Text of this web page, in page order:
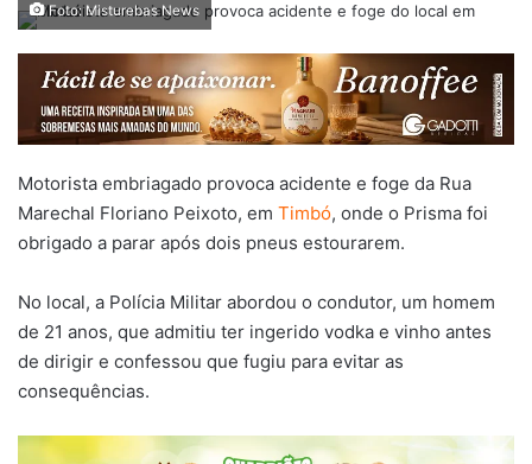
Foto: Misturebas News
Motorista embriagado provoca acidente e foge da Rua
Marechal Floriano Peixoto, em Timbó, onde o Prisma foi
obrigado a parar após dois pneus estourarem.
No local, a Polícia Militar abordou o condutor, um homem
de 21 anos, que admitiu ter ingerido vodka e vinho antes
de dirigir e confessou que fugiu para evitar as
consequências.